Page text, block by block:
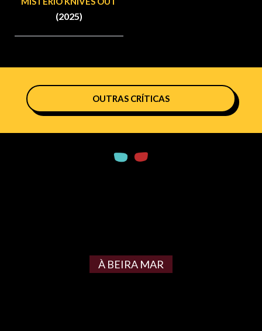
(2025)
OUTRAS CRÍTICAS
À BEIRA MAR